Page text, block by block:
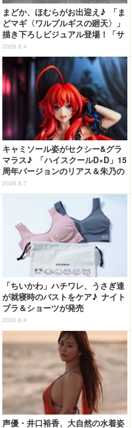
まどか、ほむらがお出迎え♪ 「ま
どマギ〈ワルプルギスの廻天〉」
描き下ろしビジュアル登場！「サ
ンシャインシティプリンスホテ
ル」コラボ開催
2026.8.4
キャミソール姿がセクシー&グラ
マラス♪ 「ハイスクールD×D」15
周年バージョンのリアス＆朱乃の
フィギュアがリニューアルパッケ
ージで登場！
2026.8.7
「ちいかわ」ハチワレ、うさぎ達
が就寝時のバストをケア♪ ナイト
ブラ＆ショーツが発売
2026.8.4
声優・井口裕香、大自然の水着姿